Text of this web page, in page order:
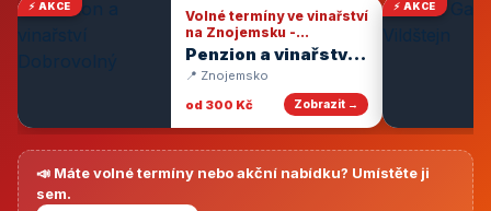
⚡ AKCE
Volné termíny ve vinařství
na Znojemsku -
degustace vín
Penzion a vinařství
Dobrovolný
📍 Znojemsko
od 300 Kč
Zobrazit →
⚡ AKCE
📣 Máte volné termíny nebo akční nabídku? Umístěte ji
sem.